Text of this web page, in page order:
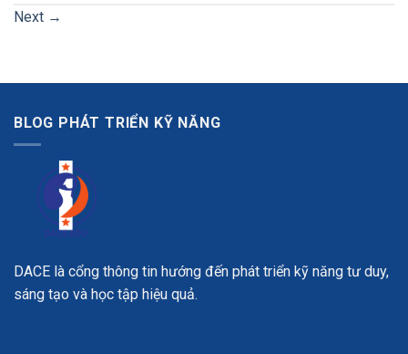
Next →
BLOG PHÁT TRIỂN KỸ NĂNG
DACE là cổng thông tin hướng đến phát triển kỹ năng tư duy,
sáng tạo và học tập hiệu quả.